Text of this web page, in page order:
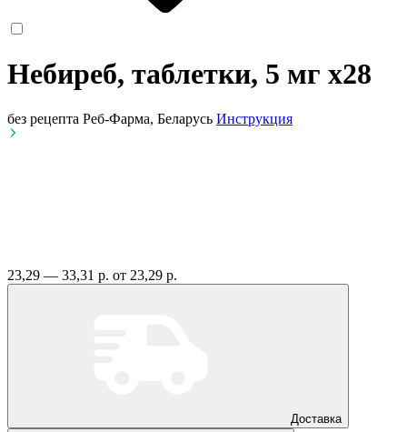
Небиреб, таблетки, 5 мг x28
без рецепта Реб-Фарма, Беларусь Инструкция
23,29 — 33,31 р. от 23,29 р.
Доставка